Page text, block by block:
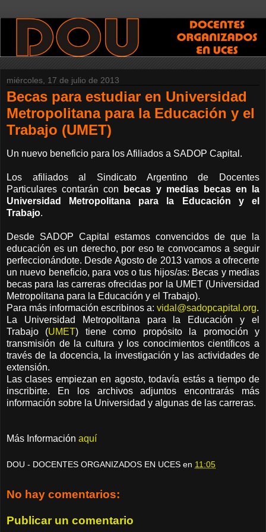
miércoles, 17 de julio de 2013
Becas para estudiar en Universidad
Metropolitana para la Educación y el
Trabajo (UMET)
Un nuevo beneficio para los Afiliados a SADOP Capital.
Los afiliados al Sindicato Argentino de Docentes
Particulares contarán con
becas y medias becas en la
Universidad Metropolitana para la Educación y el
Trabajo.
Desde SADOP Capital estamos convencidos de que la
educación es un derecho, por eso te convocamos a seguir
perfeccionándote. Desde Agosto de 2013 vamos a ofrecerte
un nuevo beneficio, para vos o tus hijos/as: Becas y medias
becas para las carreras ofrecidas por la UMET (Universidad
Metropolitana para la Educación y el Trabajo).
Para más información escribinos a: vidal@sadopcapital.org.
La Universidad Metropolitana para la Educación y el
Trabajo (UMET) tiene como propósito la promoción y
transmisión de la cultura y los conocimientos científicos a
través de la docencia, la investigación y las actividades de
extensión.
Las clases empiezan en agosto, todavía estás a tiempo de
inscribirte. En los archivos adjuntos encontrarás más
información sobre la Universidad y algunas de las carreras.
Más Información aquí
DOU - DOCENTES ORGANIZADOS EN UCES en 11:05
No hay comentarios:
Publicar un comentario